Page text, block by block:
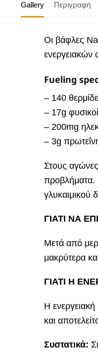
Gallery Περιγραφή
Οι βάφλες
Fueling
– 140
– 17g
– 200mg
– 3g
Στους
προβλήματα.
γλυκαιμικού
ΓΙΑΤΙ ΝΑ
Μετά από
μακρύτερα
ΓΙΑΤΙ Η
Η
και
Συστατικά: